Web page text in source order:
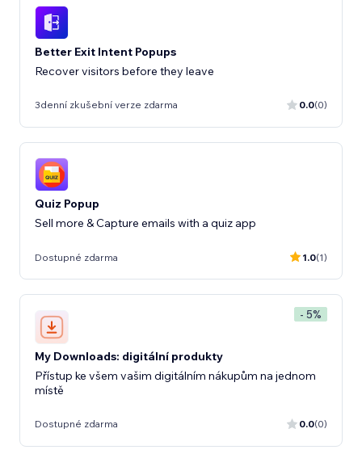
Better Exit Intent Popups
Recover visitors before they leave
3denní zkušební verze zdarma 0.0(0)
Quiz Popup
Sell more & Capture emails with a quiz app
Dostupné zdarma 1.0(1)
- 5%
My Downloads: digitální produkty
Přístup ke všem vašim digitálním nákupům na jednom
místě
Dostupné zdarma 0.0(0)